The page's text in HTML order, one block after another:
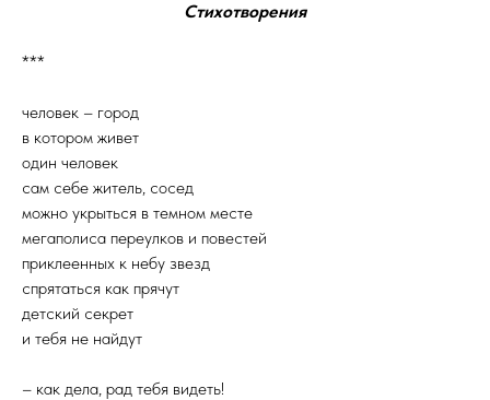
Стихотворения
***
человек – город
в котором живет
один человек
сам себе житель, сосед
можно укрыться в темном месте
мегаполиса переулков и повестей
приклеенных к небу звезд
спрятаться как прячут
детский секрет
и тебя не найдут
– как дела, рад тебя видеть!